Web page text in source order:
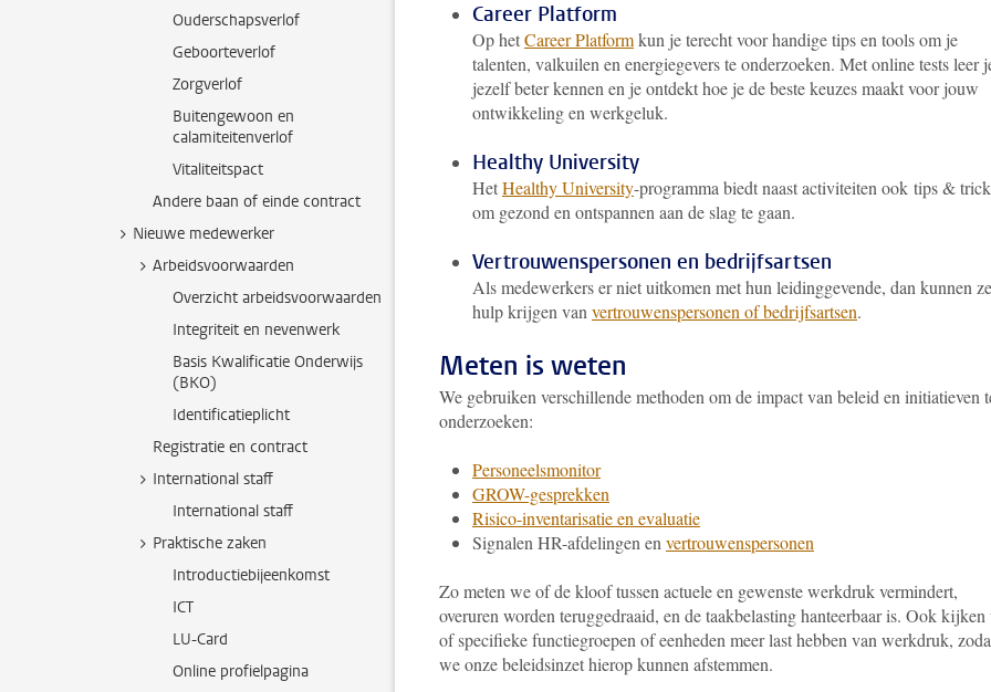
Ouderschapsverlof
Geboorteverlof
Zorgverlof
Buitengewoon en
calamiteitenverlof
Vitaliteitspact
Andere baan of einde contract
Nieuwe medewerker
Arbeidsvoorwaarden
Overzicht arbeidsvoorwaarden
Integriteit en nevenwerk
Basis Kwalificatie Onderwijs
(BKO)
Identificatieplicht
Registratie en contract
International staff
International staff
Praktische zaken
Introductiebijeenkomst
ICT
LU-Card
Online profielpagina
Career Platform
Op hetCareer Platformkun je terecht voor handige tips en tools om je
talenten, valkuilen en energiegevers te onderzoeken. Met online tests leer
jezelf beter kennen en je ontdekt hoe je de beste keuzes maakt voor jouw
ontwikkeling en werkgeluk.
Healthy University
HetHealthy University-programma biedt naast activiteiten ook tips &
om gezond en ontspannen aan de slag te gaan.
Vertrouwenspersonen en bedrijfsartsen
Als medewerkers er niet uitkomen met hun leidinggevende, dan kunnen ze
hulp krijgen van vertrouwenspersonen of bedrijfsartsen.
Meten is weten
We gebruiken verschillende methoden om de impact van beleid en initiatieven
onderzoeken:
Personeelsmonitor
GROW-gesprekken
Risico-inventarisatie en evaluatie
Signalen HR-afdelingen en vertrouwenspersonen
Zo meten we of de kloof tussen actuele en gewenste werkdruk vermindert,
overuren worden teruggedraaid, en de taakbelasting hanteerbaar is. Ook kijken
of specifieke functiegroepen of eenheden meer last hebben van werkdruk,
we onze beleidsinzet hierop kunnen afstemmen.